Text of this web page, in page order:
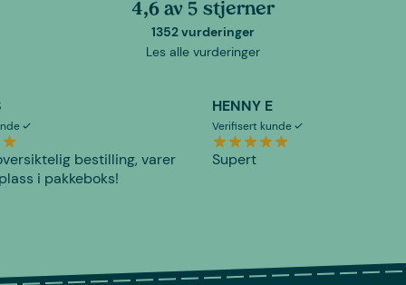
4,6 av 5 stjerner
1352 vurderinger
Les alle vurderinger
bestilling, varer
i pakkeboks!
HENNY E
Verifisert kunde
Supert